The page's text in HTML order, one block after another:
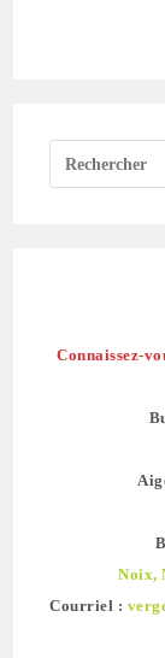
Connaissez-
Noix,
Courriel :